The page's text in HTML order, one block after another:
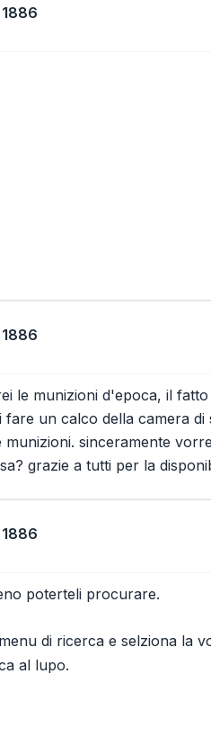
le munizioni d'epoca, il
un calco della camera
sinceramente
grazie a tutti per la
poterteli procurare.
di ricerca e selziona la
al lupo.